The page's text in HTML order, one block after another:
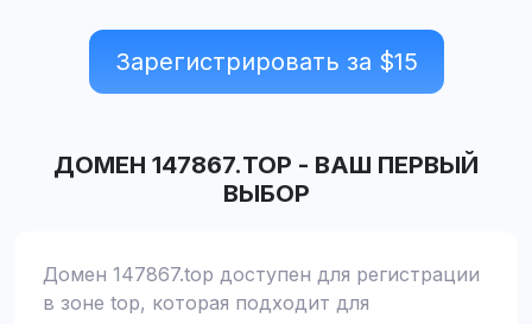
Зарегистрировать за $15
ДОМЕН 147867.TOP - ВАШ ПЕРВЫЙ
ВЫБОР
Домен 147867.top доступен для регистрации
в зоне top, которая подходит для